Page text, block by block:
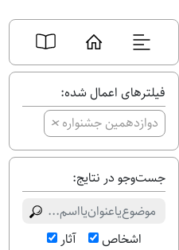
فیلترهای اعمال شده:
دوازدهمین جشنواره+
جست‌وجو در نتایج:
اشخاص آثار